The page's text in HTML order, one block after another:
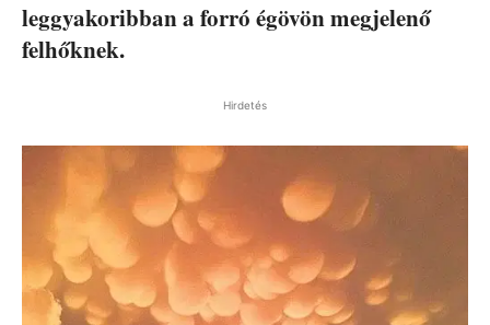
leggyakoribban a forró égövön megjelenő
felhőknek.
Hirdetés